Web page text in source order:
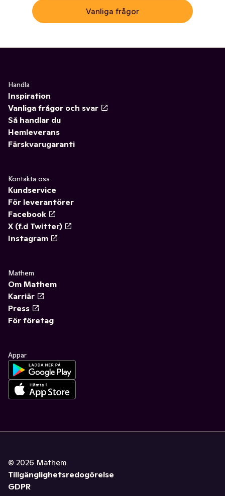
Vanliga frågor
Handla
Inspiration
Vanliga frågor och svar
Så handlar du
Hemleverans
Färskvarugaranti
Kontakta oss
Kundservice
För leverantörer
Facebook
X (f.d Twitter)
Instagram
Mathem
Om Mathem
Karriär
Press
För företag
Appar
© 2026 Mathem
Tillgänglighetsredogörelse
GDPR